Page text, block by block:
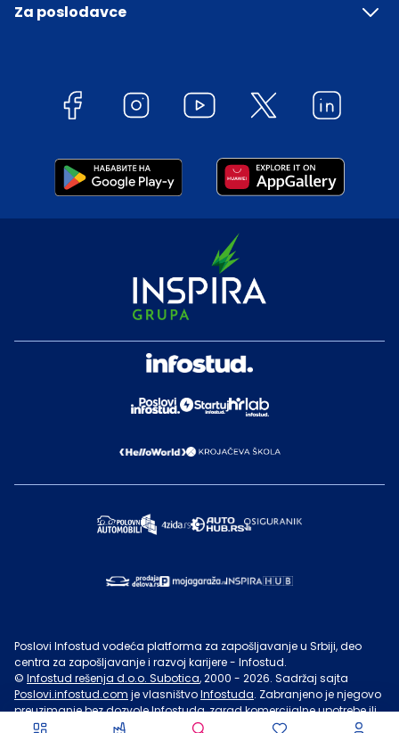
Za poslodavce
Poslovi Infostud vodeća platforma za zapošljavanje u Srbiji, deo
centra za zapošljavanje i razvoj karijere - Infostud.
© Infostud rešenja d.o.o. Subotica, 2000 - 2026. Sadržaj sajta
Poslovi.infostud.com je vlasništvoInfostuda. Zabranjeno je njegovo
preuzimanje bez dozvoleInfostuda, zarad komercijalne upotrebe ili
u druge svrhe, osim za lične potrebe posetilaca sajta.